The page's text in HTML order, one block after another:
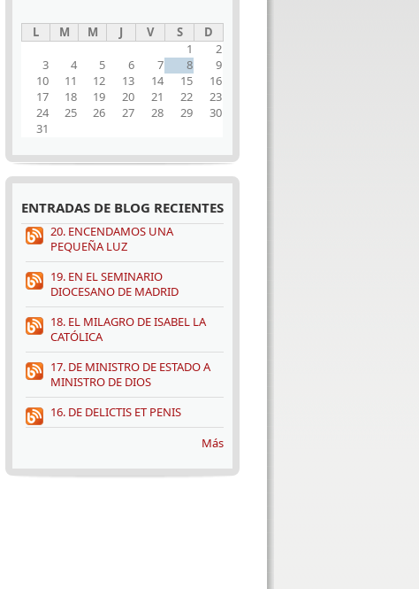
L M M J V S
D
1
2
3
4 5 6 7 8
9
10
11 12 13 14 15
16
17
18 19 20 21 22
23
24
25 26 27 28 29
30
31
ENTRADAS DE BLOG RECIENTES
20. ENCENDAMOS UNA
PEQUEÑA LUZ
19. EN EL SEMINARIO
DIOCESANO DE MADRID
18. EL MILAGRO DE ISABEL LA
CATÓLICA
17. DE MINISTRO DE ESTADO A
MINISTRO DE DIOS
16. DE DELICTIS ET PENIS
Más